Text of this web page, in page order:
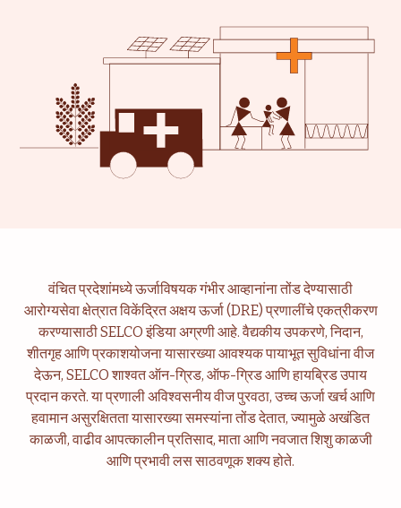
उपजीविका आरोग्यसेवा
शिक्षण संस्थात्मक सेवा
समुदाय घरासाठी ऊर्जा
सेवा आणि देखभाल
वंचित प्रदेशांमध्ये ऊर्जाविषयक गंभीर आव्हानांना तोंड देण्यासाठी
आरोग्यसेवा क्षेत्रात विकेंद्रित अक्षय ऊर्जा (DRE) प्रणालींचे एकत्रीकरण
करण्यासाठी SELCO इंडिया अग्रणी आहे. वैद्यकीय उपकरणे, निदान,
शीतगृह आणि प्रकाशयोजना यासारख्या आवश्यक पायाभूत सुविधांना वीज
देऊन, SELCO शाश्वत ऑन-ग्रिड, ऑफ-ग्रिड आणि हायब्रिड उपाय
प्रदान करते. या प्रणाली अविश्वसनीय वीज पुरवठा, उच्च ऊर्जा खर्च आणि
हवामान असुरक्षितता यासारख्या समस्यांना तोंड देतात, ज्यामुळे अखंडित
काळजी, वाढीव आपत्कालीन प्रतिसाद, माता आणि नवजात शिशु काळजी
आणि प्रभावी लस साठवणूक शक्य होते.